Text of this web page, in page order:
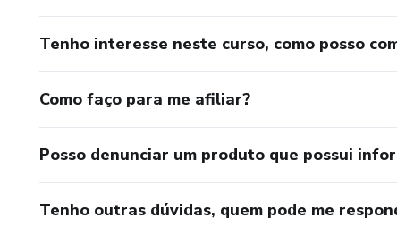
Tenho interesse neste curso, como posso
Como faço para me afiliar?
Posso denunciar um produto que possui
Tenho outras dúvidas, quem pode me